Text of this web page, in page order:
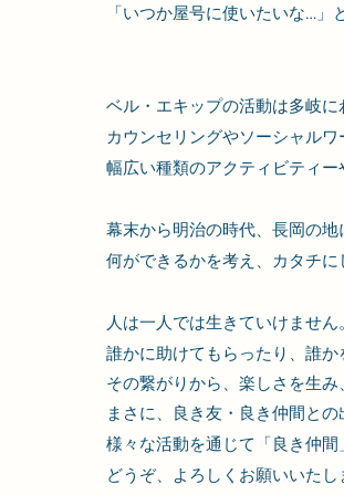
「いつか屋号に使いたいな…
ベル・エキップの活動は多岐に
カウンセリングやソーシャル
幅広い種類のアクティビティ
幕末から明治の時代、 長岡の地
何ができるかを考え、カタチ
人は一人では生きていけません
誰かに助けてもらったり、誰
その繋がりから、楽しさを生
まさに、良き友・良き仲間と
様々な活動を通じて「良き仲
どうぞ、よろしくお願いいたし